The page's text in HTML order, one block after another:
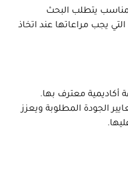
يتطلب البحث
يجب مراعاتها عند اتخاذ
أكاديمية معترف بها.
الجودة المطلوبة ويعزز